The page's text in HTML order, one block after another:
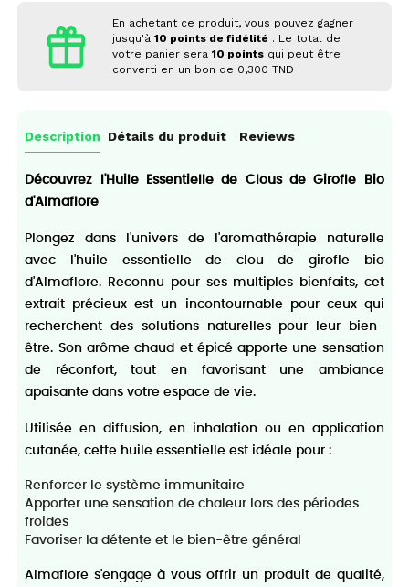
En achetant ce produit, vous pouvez gagner
jusqu'à10 points de fidélité . Le total de
votre panier sera10 points qui peut être
converti en un bon de 0,300 TND .
Description Détails du produit Reviews
Découvrez l'Huile Essentielle de Clous de Girofle Bio
d'Almaflore
Plongez dans l'univers de l'aromathérapie naturelle
avec l'huile essentielle de clou de girofle bio
d'Almaflore. Reconnu pour ses multiples bienfaits, cet
extrait précieux est un incontournable pour ceux qui
recherchent des solutions naturelles pour leur bien-
être. Son arôme chaud et épicé apporte une sensation
de réconfort, tout en favorisant une ambiance
apaisante dans votre espace de vie.
Utilisée en diffusion, en inhalation ou en application
cutanée, cette huile essentielle est idéale pour :
Renforcer le système immunitaire
Apporter une sensation de chaleur lors des périodes
froides
Favoriser la détente et le bien-être général
Almaflore s'engage à vous offrir un produit de qualité,